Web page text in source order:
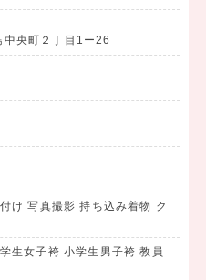
中央町２丁目1ー26
け 写真撮影 持ち込み着物 ク
生女子袴 小学生男子袴 教員